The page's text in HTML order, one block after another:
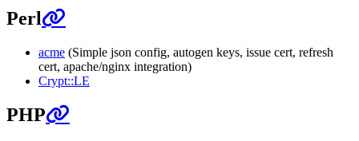
Perl
acme (Simple json config, autogen keys, issue cert, refresh
cert, apache/nginx integration)
Crypt::LE
PHP